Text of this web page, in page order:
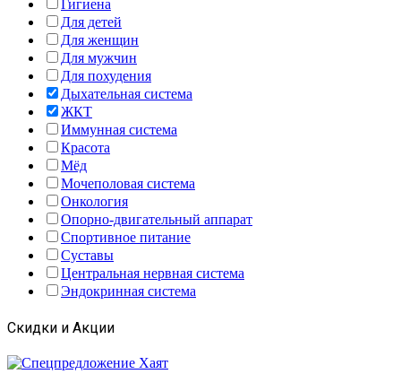
Гигиена
Для детей
Для женщин
Для мужчин
Для похудения
Дыхательная система
ЖКТ
Иммунная система
Красота
Мёд
Мочеполовая система
Онкология
Опорно-двигательный аппарат
Спортивное питание
Суставы
Центральная нервная система
Эндокринная система
Скидки и Акции